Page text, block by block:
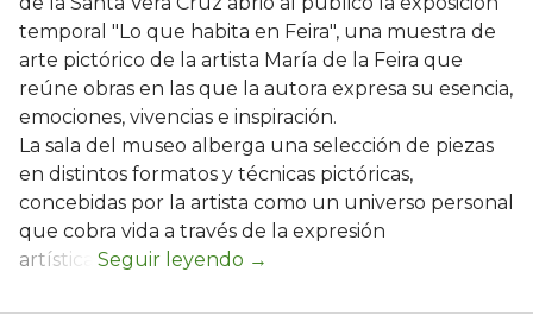
temporal "Lo que habita en Feira", una muestra de
arte pictórico de la artista María de la Feira que
reúne obras en las que la autora expresa su esencia,
emociones, vivencias e inspiración.
La sala del museo alberga una selección de piezas
en distintos formatos y técnicas pictóricas,
concebidas por la artista como un universo personal
que cobra vida a través de la expresión
artística.